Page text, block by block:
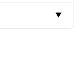
▼